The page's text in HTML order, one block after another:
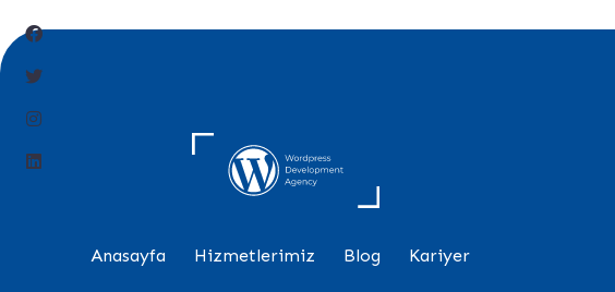
Anasayfa Hizmetlerimiz Blog Kariyer